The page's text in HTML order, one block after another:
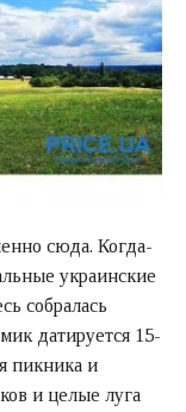
сюда. Когда-
украинские
собралась
датируется 15-
пикника и
и целые луга